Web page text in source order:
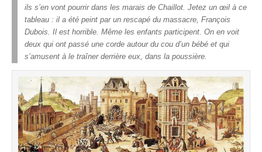
ils s’en vont pourrir dans les marais de Chaillot. Jetez un œil à ce
tableau : il a été peint par un rescapé du massacre, François
Dubois. Il est horrible. Même les enfants participent. On en voit
deux qui ont passé une corde autour du cou d’un bébé et qui
s’amusent à le traîner derrière eux, dans la poussière.